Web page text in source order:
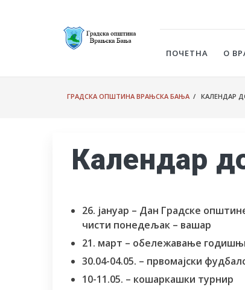
ПОЧЕТНА О
ГРАДСКА ОПШТИНА ВРАЊСКА БАЊА / КАЛЕНДАР
Календар
26. јануар – Дан Градске
чисти понедељак – вашар
21. март – обележавање
30.04-04.05. – првомајски
10-11.05. – кошаркашки турнир